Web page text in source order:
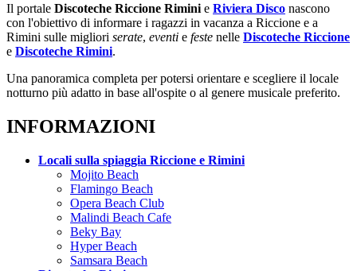
Il portale Discoteche Riccione Rimini e Riviera Disco nascono
con l'obiettivo di informare i ragazzi in vacanza a Riccione e a
Rimini sulle migliori serate, eventi e feste nelle Discoteche Riccione
e Discoteche Rimini.
Una panoramica completa per potersi orientare e scegliere il locale
notturno più adatto in base all'ospite o al genere musicale preferito.
INFORMAZIONI
Locali sulla spiaggia Riccione e Rimini
Mojito Beach
Flamingo Beach
Opera Beach Club
Malindi Beach Cafe
Beky Bay
Hyper Beach
Samsara Beach